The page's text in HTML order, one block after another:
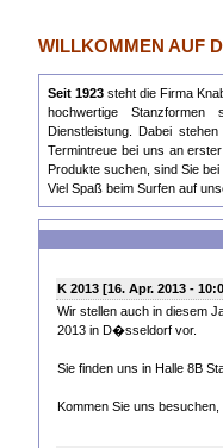
WILLKOMMEN AUF
Seit 1923 steht die Firma
hochwertige Stanzformen
Dienstleistung. Dabei
Termintreue bei uns an
Produkte suchen, sind Sie
Viel Spaß beim Surfen auf
K 2013 [16. Apr. 2013 -
Wir stellen auch in diesem
2013 in D�sseldorf vor.
Sie finden uns in Halle 8B
Kommen Sie uns